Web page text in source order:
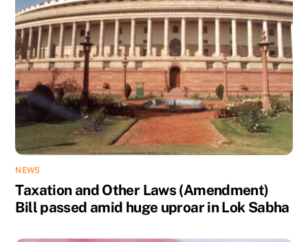
NEWS
Taxation and Other Laws (Amendment)
Bill passed amid huge uproar in Lok Sabha